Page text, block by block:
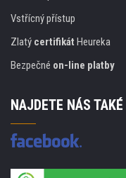
Vstřícný přístup
Zlatý certifikát Heureka
Bezpečné on-line platby
NAJDETE NÁS